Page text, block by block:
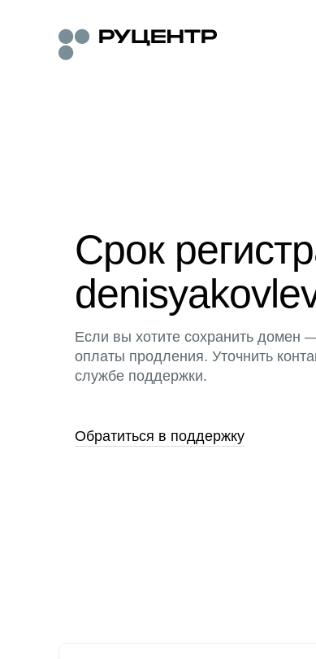
Срок
Если вы хотите сохранить домен
оплаты продления. Уточнить
службе поддержки.
Обратиться в поддержку